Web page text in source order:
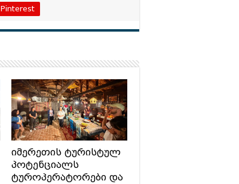
Pinterest
იმერეთის ტურისტულ
პოტენციალს
ტუროპერატორები და